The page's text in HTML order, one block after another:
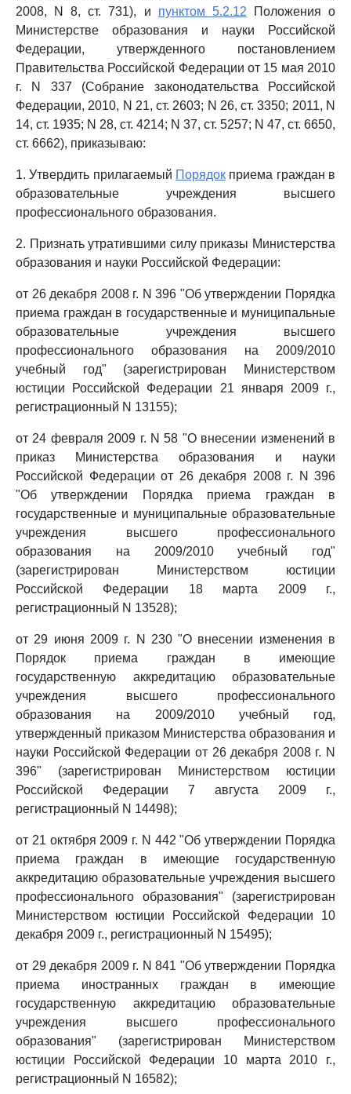
2008, N 8, ст. 731), и пунктом 5.2.12 Положения о
Министерстве образования и науки Российской
Федерации, утвержденного постановлением
Правительства Российской Федерации от 15 мая 2010
г. N 337 (Собрание законодательства Российской
Федерации, 2010, N 21, ст. 2603; N 26, ст. 3350; 2011, N
14, ст. 1935; N 28, ст. 4214; N 37, ст. 5257; N 47, ст. 6650,
ст. 6662), приказываю:
1. Утвердить прилагаемый Порядок приема граждан в
образовательные учреждения высшего
профессионального образования.
2. Признать утратившими силу приказы Министерства
образования и науки Российской Федерации:
от 26 декабря 2008 г. N 396 "Об утверждении Порядка
приема граждан в государственные и муниципальные
образовательные учреждения высшего
профессионального образования на 2009/2010
учебный год" (зарегистрирован Министерством
юстиции Российской Федерации 21 января 2009 г.,
регистрационный N 13155);
от 24 февраля 2009 г. N 58 "О внесении изменений в
приказ Министерства образования и науки
Российской Федерации от 26 декабря 2008 г. N 396
"Об утверждении Порядка приема граждан в
государственные и муниципальные образовательные
учреждения высшего профессионального
образования на 2009/2010 учебный год"
(зарегистрирован Министерством юстиции
Российской Федерации 18 марта 2009 г.,
регистрационный N 13528);
от 29 июня 2009 г. N 230 "О внесении изменения в
Порядок приема граждан в имеющие
государственную аккредитацию образовательные
учреждения высшего профессионального
образования на 2009/2010 учебный год,
утвержденный приказом Министерства образования и
науки Российской Федерации от 26 декабря 2008 г. N
396" (зарегистрирован Министерством юстиции
Российской Федерации 7 августа 2009 г.,
регистрационный N 14498);
от 21 октября 2009 г. N 442 "Об утверждении Порядка
приема граждан в имеющие государственную
аккредитацию образовательные учреждения высшего
профессионального образования" (зарегистрирован
Министерством юстиции Российской Федерации 10
декабря 2009 г., регистрационный N 15495);
от 29 декабря 2009 г. N 841 "Об утверждении Порядка
приема иностранных граждан в имеющие
государственную аккредитацию образовательные
учреждения высшего профессионального
образования" (зарегистрирован Министерством
юстиции Российской Федерации 10 марта 2010 г.,
регистрационный N 16582);